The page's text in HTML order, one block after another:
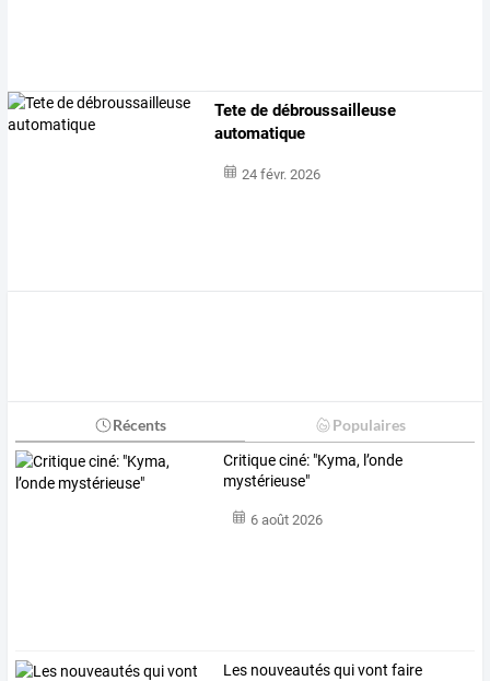
Tete de débroussailleuse
automatique
24 févr. 2026
Récents Populaires
Critique ciné: "Kyma, l’onde
mystérieuse"
6 août 2026
Les nouveautés qui vont faire